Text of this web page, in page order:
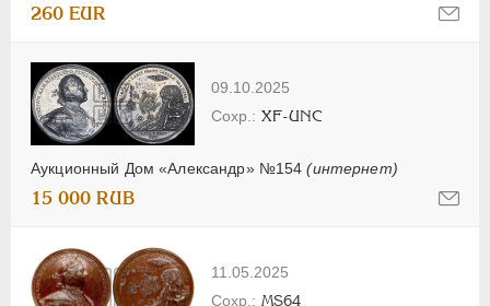
260 EUR
09.10.2025
Аукционный Дом «Александр» №154(интернет)
XF-UNC
15 000 RUB
11.05.2025
MS64